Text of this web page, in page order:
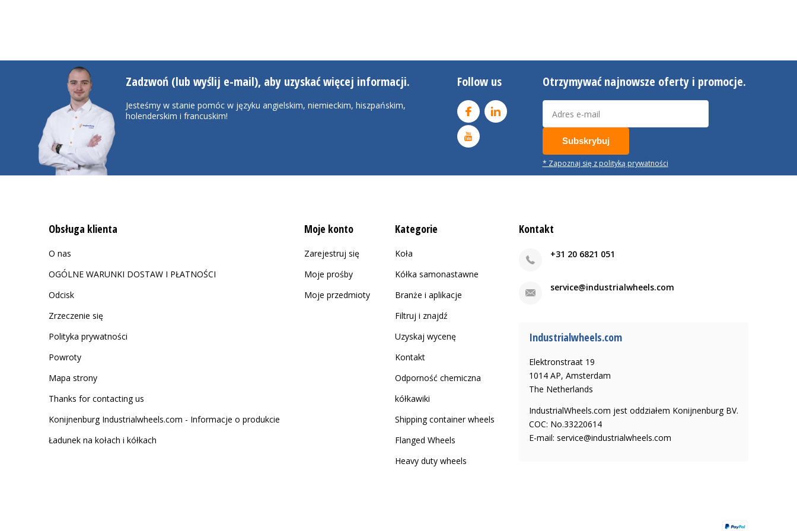
Zadzwoń (lub wyślij e-mail), aby uzyskać więcej informacji.
Jesteśmy w stanie pomóc w języku angielskim, niemieckim, hiszpańskim,
holenderskim i francuskim!
Follow us Otrzymywać najnowsze oferty i promocje.
Subskrybuj
* Zapoznaj się z polityką prywatności
Obsługa klienta
O nas
OGÓLNE WARUNKI DOSTAW I PŁATNOŚCI
Odcisk
Zrzeczenie się
Polityka prywatności
Powroty
Mapa strony
Thanks for contacting us
Konijnenburg Industrialwheels.com - Informacje o produkcie
Ładunek na kołach i kółkach
Moje konto
Zarejestruj się
Moje prośby
Moje przedmioty
Kategorie
Koła
Kółka samonastawne
Branże i aplikacje
Filtruj i znajdź
Uzyskaj wycenę
Kontakt
Odporność chemiczna
kółkawiki
Shipping container wheels
Flanged Wheels
Heavy duty wheels
Kontakt
+31 20 6821 051
service@industrialwheels.com
Industrialwheels.com
Elektronstraat 19
1014 AP, Amsterdam
The Netherlands
IndustrialWheels.com jest oddziałem Konijnenburg BV.
COC: No.33220614
E-mail: service@industrialwheels.com